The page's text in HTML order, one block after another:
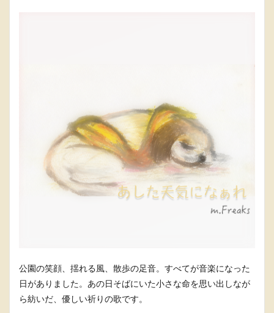
公園の笑顔、揺れる風、散歩の足音。すべてが音楽になった
日がありました。あの日そばにいた小さな命を思い出しなが
ら紡いだ、優しい祈りの歌です。